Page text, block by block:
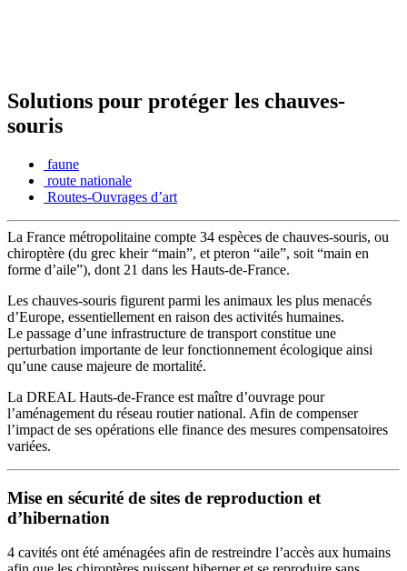
Solutions pour protéger les chauves-
souris
faune
route nationale
Routes-Ouvrages d’art
La France métropolitaine compte 34 espèces de chauves-souris, ou
chiroptère (du grec kheir “main”, et pteron “aile”, soit “main en
forme d’aile”), dont 21 dans les Hauts-de-France.
Les chauves-souris figurent parmi les animaux les plus menacés
d’Europe, essentiellement en raison des activités humaines.
Le passage d’une infrastructure de transport constitue une
perturbation importante de leur fonctionnement écologique ainsi
qu’une cause majeure de mortalité.
La DREAL Hauts-de-France est maître d’ouvrage pour
l’aménagement du réseau routier national. Afin de compenser
l’impact de ses opérations elle finance des mesures compensatoires
variées.
Mise en sécurité de sites de reproduction et
d’hibernation
4 cavités ont été aménagées afin de restreindre l’accès aux humains